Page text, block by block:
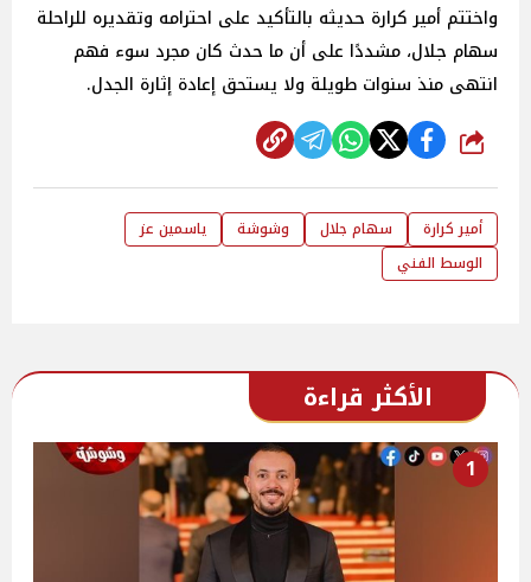
واختتم أمير كرارة حديثه بالتأكيد على احترامه وتقديره للراحلة
سهام جلال، مشددًا على أن ما حدث كان مجرد سوء فهم
انتهى منذ سنوات طويلة ولا يستحق إعادة إثارة الجدل.
شارك
أمير كرارة سهام جلال وشوشة
ياسمين عز
الوسط الفني
الأكثر قراءة
1